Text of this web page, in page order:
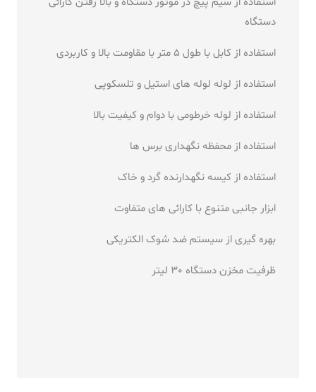
دستگاه
استفاده از کابل با طول 5 متر با مقاومت بالا و کاربردی
استفاده از لوله لوله های استیل و تلسکوپی
استفاده از لوله خرطومی با دوام و کیفیت بالا
استفاده از محفظه نگهداری برس ها
استفاده از کیسه نگهدارنده گرد و خاک
ابزار جانبی متنوع با کارائی های متفاوت
بهره گیری از سیستم ضد شوک الکتریکی
ظرفیت مخزن دستگاه 30 لیتر